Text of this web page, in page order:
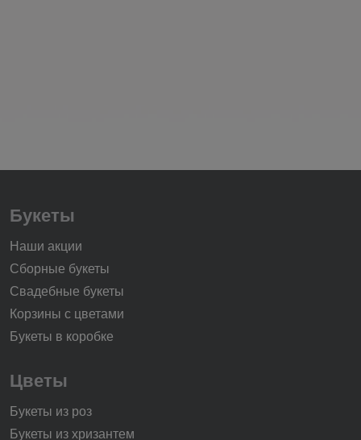
Букеты
Наши акции
Сборные букеты
Свадебные букеты
Корзины с цветами
Букеты в коробке
Цветы
Букеты из роз
Букеты из хризантем